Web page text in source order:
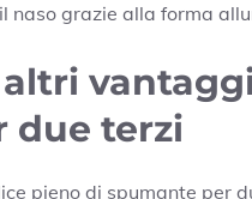
naso grazie alla forma
altri
due terzi
pieno di spumante per